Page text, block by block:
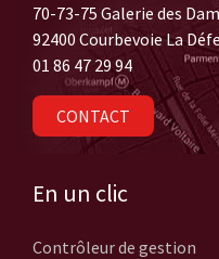
70-73-75 Galerie des
92400 Courbevoie La
01 86 47 29 94
CONTACT
En un clic
Contrôleur de gestion